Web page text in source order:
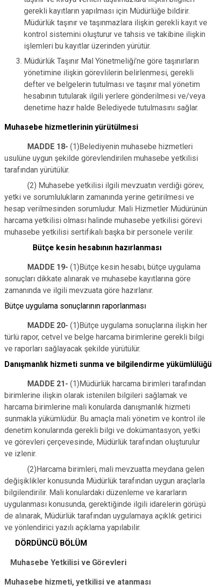
gerekli kayıtların yapılması için Müdürlüğe bildirir.
Müdürlük taşınır ve taşınmazlara ilişkin gerekli kayıt ve
kontrol sistemini oluşturur ve tahsis ve takibine ilişkin
işlemleri bu kayıtlar üzerinden yürütür.
Müdürlük Taşınır Mal Yönetmeliği’ne göre taşınırların
yönetimine ilişkin görevlilerin belirlenmesi, gerekli
defter ve belgelerin tutulması ve taşınır mal yönetim
hesabının tutularak ilgili yerlere gönderilmesi ve/veya
denetime hazır halde Belediyede tutulmasını sağlar.
Muhasebe hizmetlerinin yürütülmesi
MADDE 18- (1)Belediyenin muhasebe hizmetleri
usulüne uygun şekilde görevlendirilen muhasebe yetkilisi
tarafından yürütülür.
(2) Muhasebe yetkilisi ilgili mevzuatın verdiği görev,
yetki ve sorumlulukların zamanında yerine getirilmesi ve
hesap verilmesinden sorumludur. Mali Hizmetler Müdürünün
harcama yetkilisi olması halinde muhasebe yetkilisi görevi
muhasebe yetkilisi sertifikalı başka bir personele verilir.
Bütçe kesin hesabının hazırlanması
MADDE 19- (1)Bütçe kesin hesabı, bütçe uygulama
sonuçları dikkate alınarak ve muhasebe kayıtlarına göre
zamanında ve ilgili mevzuata göre hazırlanır.
Bütçe uygulama sonuçlarının raporlanması
MADDE 20- (1)Bütçe uygulama sonuçlarına ilişkin her
türlü rapor, cetvel ve belge harcama birimlerine gerekli bilgi
ve raporları sağlayacak şekilde yürütülür.
Danışmanlık hizmeti sunma ve bilgilendirme yükümlülüğü
MADDE 21- (1)Müdürlük harcama birimleri tarafından
birimlerine ilişkin olarak istenilen bilgileri sağlamak ve
harcama birimlerine mali konularda danışmanlık hizmeti
sunmakla yükümlüdür. Bu amaçla mali yönetim ve kontrol ile
denetim konularında gerekli bilgi ve dokümantasyon, yetki
ve görevleri çerçevesinde, Müdürlük tarafından oluşturulur
ve izlenir.
(2)Harcama birimleri, mali mevzuatta meydana gelen
değişiklikler konusunda Müdürlük tarafından uygun araçlarla
bilgilendirilir. Mali konulardaki düzenleme ve kararların
uygulanması konusunda, gerektiğinde ilgili idarelerin görüşü
de alınarak, Müdürlük tarafından uygulamaya açıklık getirici
ve yönlendirici yazılı açıklama yapılabilir.
DÖRDÜNCÜ BÖLÜM
Muhasebe Yetkilisi ve Görevleri
Muhasebe hizmeti, yetkilisi ve atanması